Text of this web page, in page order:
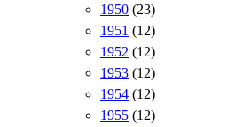
1950 (23)
1951 (12)
1952 (12)
1953 (12)
1954 (12)
1955 (12)